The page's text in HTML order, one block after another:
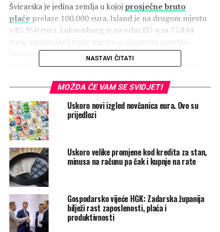
Švicarska je jedina zemlja u kojoj prosječne bruto
plaćeprelaze 100.000 eura. Island je na drugom mjestu
s 85.950 eura. Luksemburg je na vrhu EU-a sa 77.844
Danska (71.961 eura) i Nizozemska (69.028 eura)
zaokružuju prvih pet. Norveška, sa 68.420, ne zaostaje
Među pet najvećih europskih gospodarstava, Njemačka
prednjači sa 66.700, a odmah iza nje slijedi UK sa
65.340.Ostala tri velika gospodarstva znatno su
ispod. Francuska ima 45.964, Italija 36.594, a Španjolska
32.678 €. Prosječne plaće u Njemačkoj i UK-u više su
nego dvostruko veće od onih u Španjolskoj. Austrija
(63.054), Belgija (62.348), Irska (60.258), Finska (55.462)
i Švedska (50.338) nalaze se između ove dvije skupine,
sve iznad 50.000 eura.
Devet zemalja EU-a nalazi se ispod praga od 30.000 eura.
Slovačka ima najniže godišnje plaće u EU-u s 19.590 eura.
NASTAVI ČITATI
MOŽDA ĆE VAM SE SVIDJETI
Uskoro novi izgled novčanica eura. Ovo su
prijedlozi
Uskoro velike promjene kod kredita za stan,
minusa na računu pa čak i kupnje na rate
Gospodarsko vijeće HGK: Zadarska županija
bilježi rast zaposlenosti, plaća i
produktivnosti